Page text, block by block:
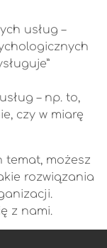
usług –
– np. to,
czy w miarę
temat, możesz
rozwiązania
z nami.